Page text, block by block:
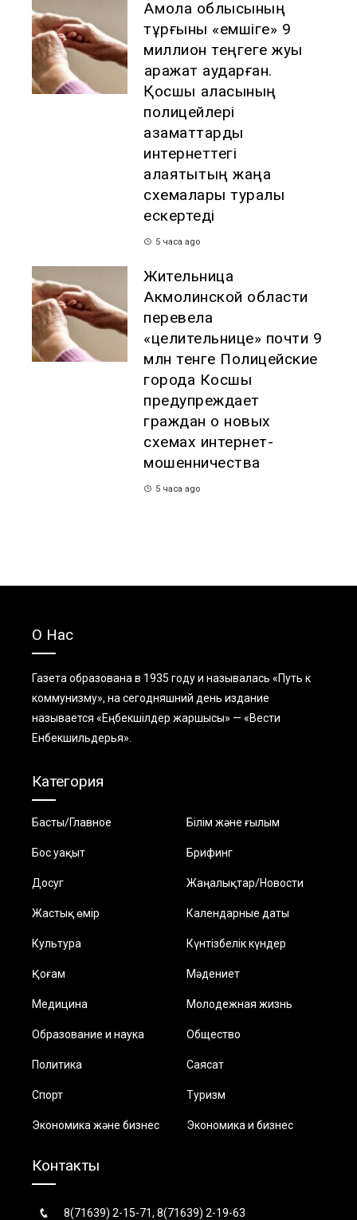
Ақмола облысының
тұрғыны «емшіге» 9
миллион теңгеге жуық
қаражат аударған.
Қосшы қаласының
полицейлері
азаматтарды
интернеттегі
алаяқтықтың жаңа
схемалары туралы
ескертеді
5 часа ago
Жительница
Акмолинской области
перевела
«целительнице» почти 9
млн тенге Полицейские
города Косшы
предупреждает
граждан о новых
схемах интернет-
мошенничества
5 часа ago
О Нас
Газета образована в 1935 году и называлась «Путь к
коммунизму», на сегодняшний день издание
называется «Еңбекшiлдер жаршысы» — «Вести
Енбекшильдерья».
Категория
Басты/Главное Білім және ғылым
Бос уақыт Брифинг
Досуг Жаңалықтар/Новости
Жастық өмір Календарные даты
Культура Күнтізбелік күндер
Қоғам Мәдениет
Медицина Молодежная жизнь
Образование и наука Общество
Политика Саясат
Спорт Туризм
Экономика және бизнес Экономика и бизнес
Контакты
8(71639) 2-15-71, 8(71639) 2-19-63